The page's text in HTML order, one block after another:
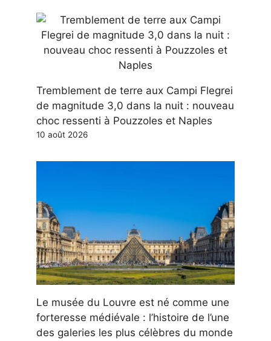
Tremblement de terre aux Campi Flegrei
de magnitude 3,0 dans la nuit : nouveau
choc ressenti à Pouzzoles et Naples
10 août 2026
Le musée du Louvre est né comme une
forteresse médiévale : l’histoire de l’une
des galeries les plus célèbres du monde